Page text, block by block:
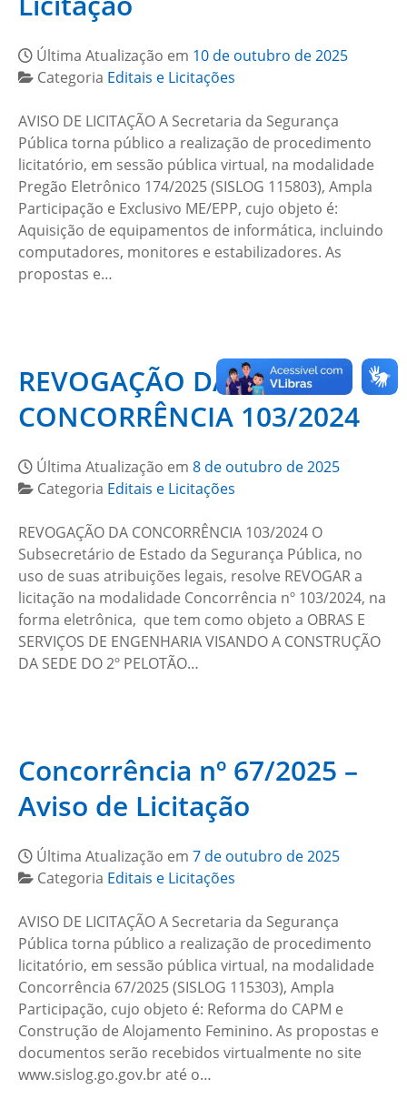
Última Atualização em 10 de outubro de 2025
Categoria Editais e Licitações
AVISO DE LICITAÇÃO A Secretaria da Segurança
Pública torna público a realização de procedimento
licitatório, em sessão pública virtual, na modalidade
Pregão Eletrônico 174/2025 (SISLOG 115803), Ampla
Participação e Exclusivo ME/EPP, cujo objeto é:
Aquisição de equipamentos de informática, incluindo
computadores, monitores e estabilizadores. As
propostas e…
REVOGAÇÃO DA
CONCORRÊNCIA 103/2024
Última Atualização em 8 de outubro de 2025
Categoria Editais e Licitações
REVOGAÇÃO DA CONCORRÊNCIA 103/2024 O
Subsecretário de Estado da Segurança Pública, no
uso de suas atribuições legais, resolve REVOGAR a
licitação na modalidade Concorrência nº 103/2024, na
forma eletrônica, que tem como objeto a OBRAS E
SERVIÇOS DE ENGENHARIA VISANDO A CONSTRUÇÃO
DA SEDE DO 2º PELOTÃO…
Concorrência nº 67/2025 –
Aviso de Licitação
Última Atualização em 7 de outubro de 2025
Categoria Editais e Licitações
AVISO DE LICITAÇÃO A Secretaria da Segurança
Pública torna público a realização de procedimento
licitatório, em sessão pública virtual, na modalidade
Concorrência 67/2025 (SISLOG 115303), Ampla
Participação, cujo objeto é: Reforma do CAPM e
Construção de Alojamento Feminino. As propostas e
documentos serão recebidos virtualmente no site
www.sislog.go.gov.br até o…